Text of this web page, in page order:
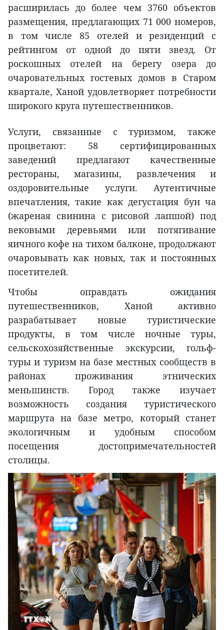
расширилась до более чем 3760 объектов
размещения, предлагающих 71 000 номеров,
в том числе 85 отелей и резиденций с
рейтингом от одной до пяти звезд. От
роскошных отелей на берегу озера до
очаровательных гостевых домов в Старом
квартале, Ханой удовлетворяет потребности
широкого круга путешественников.
Услуги, связанные с туризмом, также
процветают: 58 сертифицированных
заведений предлагают качественные
рестораны, магазины, развлечения и
оздоровительные услуги. Аутентичные
впечатления, такие как дегустация бун ча
(жареная свинина с рисовой лапшой) под
вековыми деревьями или потягивание
яичного кофе на тихом балконе, продолжают
очаровывать как новых, так и постоянных
посетителей.
Чтобы оправдать ожидания
путешественников, Ханой активно
разрабатывает новые туристические
продукты, в том числе ночные туры,
сельскохозяйственные экскурсии, гольф-
туры и туризм на базе местных сообществ в
районах проживания этнических
меньшинств. Город также изучает
возможность создания туристического
маршрута на базе метро, который станет
экологичным и удобным способом
посещения достопримечательностей
столицы.